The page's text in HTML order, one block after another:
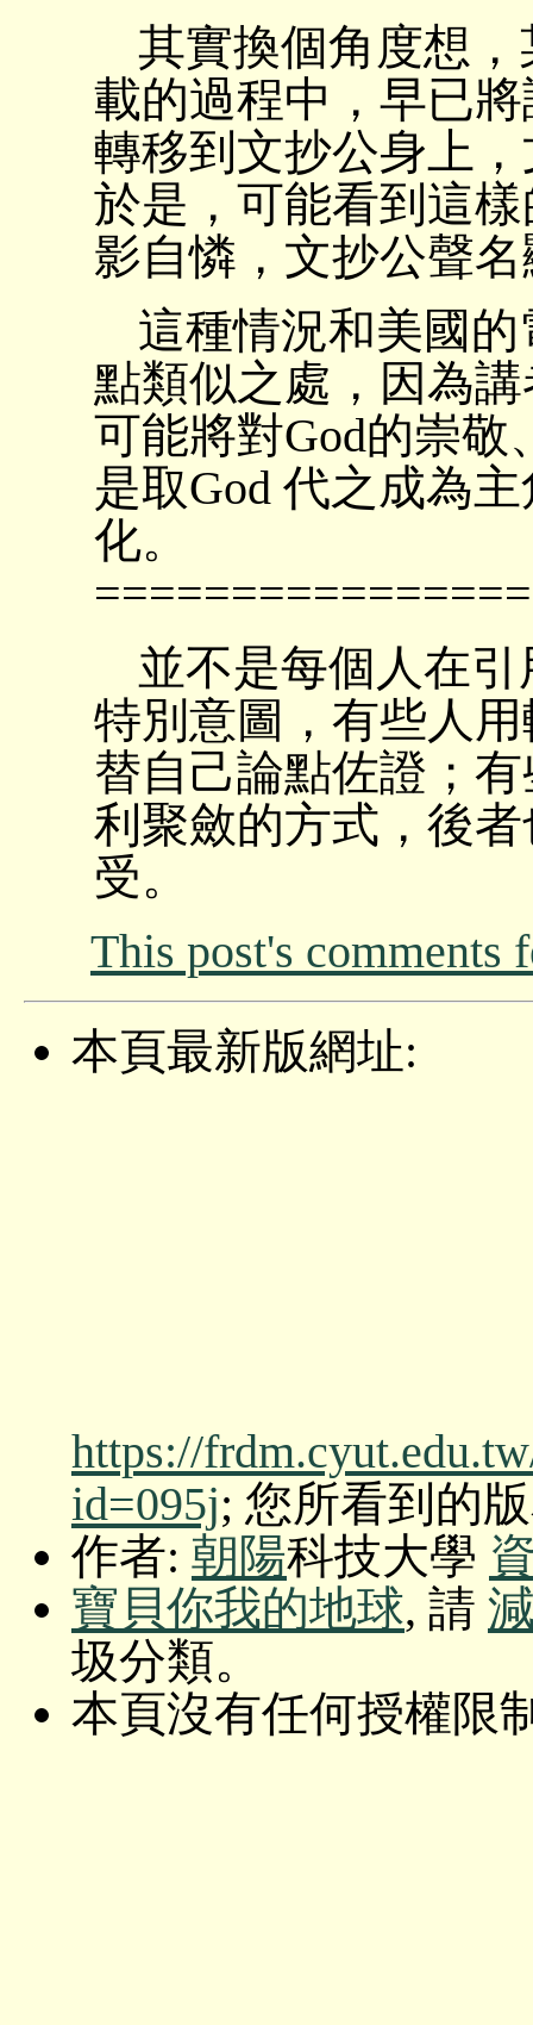
其實換個角度想
載的過程中，早已
轉移到文抄公身上
於是，可能看到這
影自憐，文抄公聲
這種情況和美國
點類似之處，因為
可能將對God的崇敬
是取God 代之成為
化。
並不是每個人在
特別意圖，有些人
替自己論點佐證；
利聚斂的方式，後
受。
This post's comments
本頁最新版網址:
https://
id=095j; 您所看到的版
作者: 朝陽科技大學
寶貝你我的地球, 請
圾分類。
本頁沒有任何授權限